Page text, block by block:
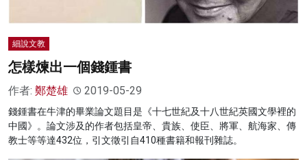
細說文教
怎樣煉出一個錢鍾書
作者: 鄭楚雄 2019-05-29
錢鍾書在牛津的畢業論文題目是《十七世紀及十八世紀英國文學裡的
中國》。論文涉及的作者包括皇帝、貴族、使臣、將軍、航海家、傳
教士等等達432位，引文徵引自410種書籍和報刊雜誌。